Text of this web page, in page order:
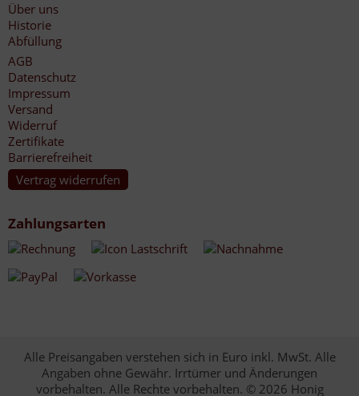
Über uns
Historie
Abfüllung
AGB
Datenschutz
Impressum
Versand
Widerruf
Zertifikate
Barrierefreiheit
Vertrag widerrufen
Zahlungsarten
Alle Preisangaben verstehen sich in Euro inkl. MwSt. Alle
Angaben ohne Gewähr. Irrtümer und Änderungen
vorbehalten. Alle Rechte vorbehalten. © 2026 Honig